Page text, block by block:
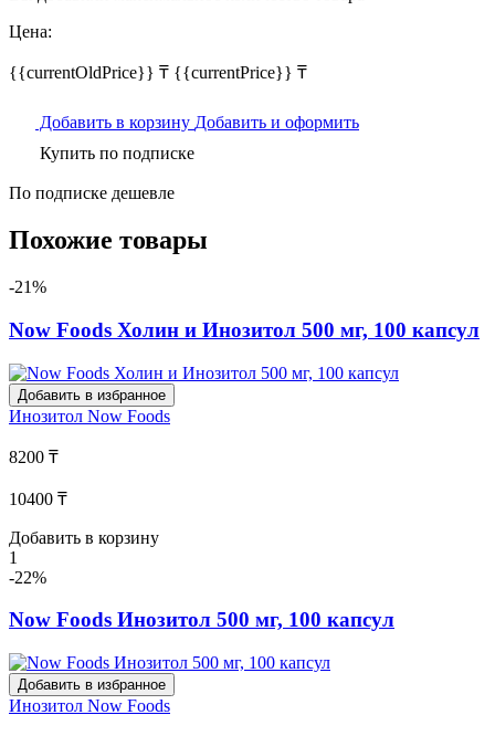
Цена:
{{currentOldPrice}} ₸ {{currentPrice}} ₸
Добавить в корзину Добавить и оформить
Купить по подписке
По подписке дешевле
Похожие товары
-21%
Now Foods Холин и Инозитол 500 мг, 100 капсул
Добавить в избранное
Инозитол Now Foods
8200 ₸
10400 ₸
Добавить в корзину
1
-22%
Now Foods Инозитол 500 мг, 100 капсул
Добавить в избранное
Инозитол Now Foods